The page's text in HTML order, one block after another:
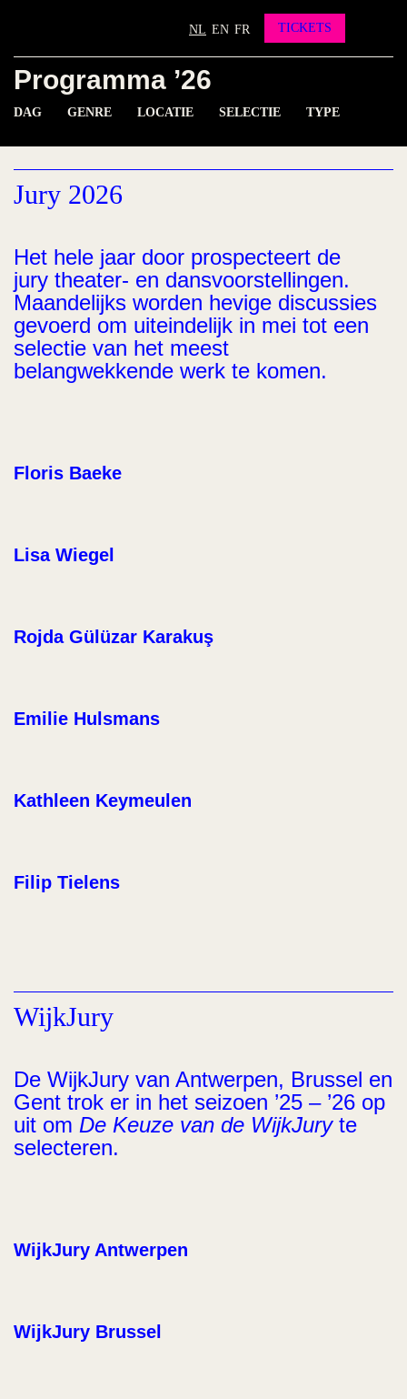
Contact
NL EN FR TICKETS
Programma ’26
DAG GENRE LOCATIE SELECTIE TYPE
Jury 2026
Het hele jaar door prospecteert de
jury theater- en dansvoorstellingen.
Maandelijks worden hevige discussies
gevoerd om uiteindelijk in mei tot een
selectie van het meest
belangwekkende werk te komen.
Floris Baeke
Lisa Wiegel
Rojda Gülüzar Karakuş
Emilie Hulsmans
Kathleen Keymeulen
Filip Tielens
WijkJury
De WijkJury van Antwerpen, Brussel en
Gent trok er in het seizoen ’25 – ’26 op
uit om De Keuze van de WijkJuryte
selecteren.
WijkJury Antwerpen
WijkJury Brussel